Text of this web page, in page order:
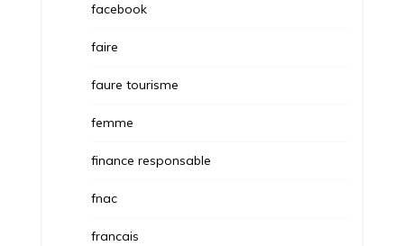
facebook
faire
faure tourisme
femme
finance responsable
fnac
francais